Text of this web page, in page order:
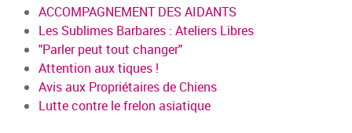
ACCOMPAGNEMENT DES AIDANTS
Les Sublimes Barbares : Ateliers Libres
"Parler peut tout changer"
Attention aux tiques !
Avis aux Propriétaires de Chiens
Lutte contre le frelon asiatique